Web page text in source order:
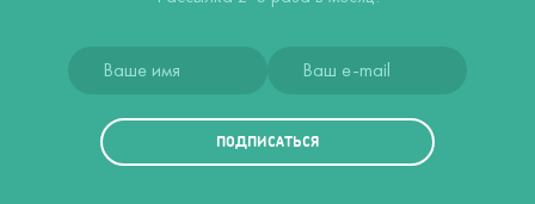
ПОДПИСАТЬСЯ